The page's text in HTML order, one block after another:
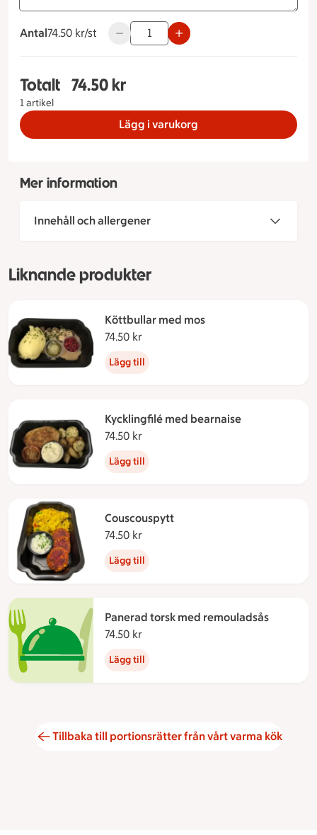
Antal
74.50 kronor styck
74.50 kr/st Använd knapparna för att minska eller
Totalt
1 artikel
Totalt 1 stycken Kebabgryta, 74.50 kronor
74.50 kr
Lägg i varukorg
Mer information
Innehåll och allergener
Liknande produkter
Köttbullar med mos
74.50 kr
Lägg till
Kycklingfilé med bearnaise
74.50 kr
Lägg till
Couscouspytt
74.50 kr
Lägg till
Panerad torsk med remouladsås
74.50 kr
Lägg till
Tillbaka till portionsrätter från vårt varma kök